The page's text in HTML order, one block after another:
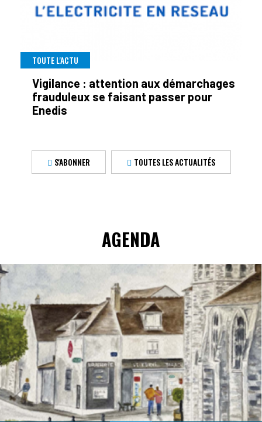
TOUTE L'ACTU
Vigilance : attention aux démarchages
frauduleux se faisant passer pour
Enedis
S'ABONNER TOUTES LES ACTUALITÉS
AGENDA